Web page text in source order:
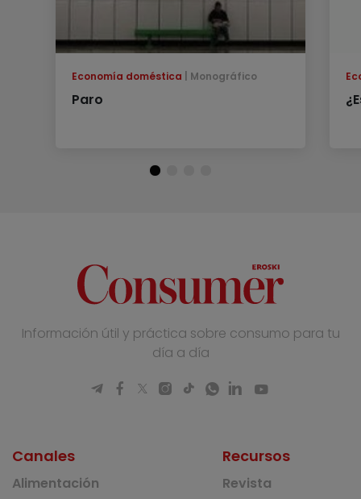
Economía doméstica Monográfico
Paro
Información útil y práctica sobre consumo para tu
día a día
Canales
Alimentación
Recursos
Revista